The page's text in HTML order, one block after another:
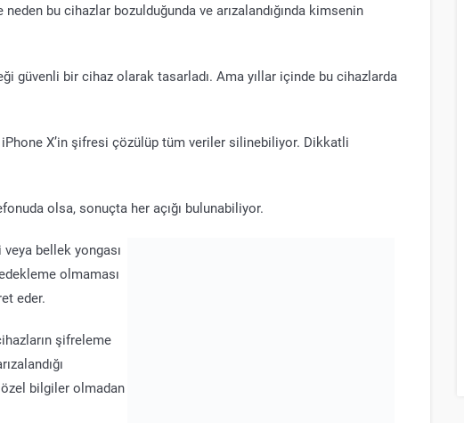
bu cihazlar bozulduğunda ve arızalandığında kimsenin
güvenli bir cihaz olarak tasarladı. Ama yıllar içinde bu cihazlarda
iPhone X’in şifresi çözülüp tüm veriler silinebiliyor. Dikkatli
olsa, sonuçta her açığı bulunabiliyor.
veya bellek yongası
olmaması
eder.
şifreleme
özel bilgiler olmadan